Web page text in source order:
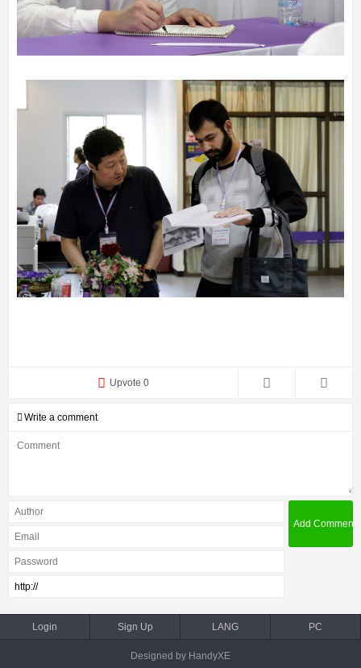
Upvote 0
Write a comment
Login Sign Up LANG PC
Designed by HandyXE